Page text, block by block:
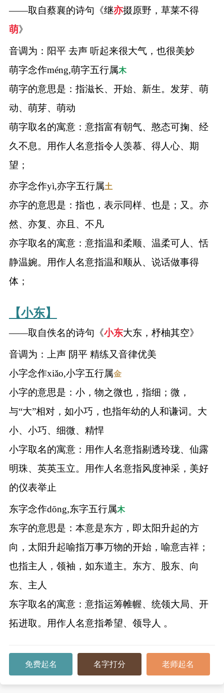
——取自蔡襄的诗句《继亦掇原野，草莱不得
萌》
音调为：阳平 去声 听起来很大气，也很美妙
萌字念作méng,萌字五行属木
萌字的意思是：指滋长、开始、新生。发芽、萌
动、萌芽、萌动
萌字取名的寓意：意指富有朝气、憨态可掬、经
久不息。用作人名意指令人羡慕、得人心、期
望；
亦字念作yì,亦字五行属土
亦字的意思是：指也，表示同样、也是；又。亦
然、亦复、亦且、不凡
亦字取名的寓意：意指温和柔顺、温柔可人、恬
静温婉。用作人名意指温和顺从、说话做事得
体；
【小东】
——取自佚名的诗句《小东大东，杼柚其空》
音调为：上声 阴平 精练又音律优美
小字念作xiǎo,小字五行属金
小字的意思是：小，物之微也，指细；微，
与“大”相对，如小巧，也指年幼的人和谦词。大
小、小巧、细微、精悍
小字取名的寓意：用作人名意指剔透玲珑、仙露
明珠、英英玉立。用作人名意指风度神采，美好
的仪表举止
东字念作dōng,东字五行属木
东字的意思是：本意是东方，即太阳升起的方
向，太阳升起喻指万事万物的开始，喻意吉祥；
也指主人，领袖，如东道主。东方、股东、向
东、主人
东字取名的寓意：意指运筹帷幄、统领大局、开
拓进取。用作人名意指希望、领导人 。
免费起名 名字打分 老师起名